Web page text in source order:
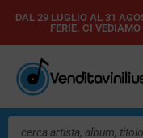
Vai
contenuto
DAL 29 LUGLIO AL 31
FERIE. CI
Ricerca
prodotti